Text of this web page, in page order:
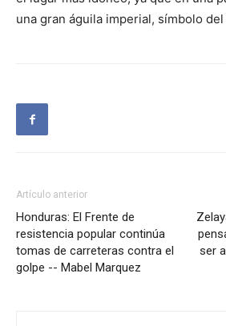
una gran águila imperial, símbolo
Artículo anterior
Honduras: El Frente de
resistencia popular continúa
tomas de carreteras contra el
golpe -- Mabel Marquez
ser